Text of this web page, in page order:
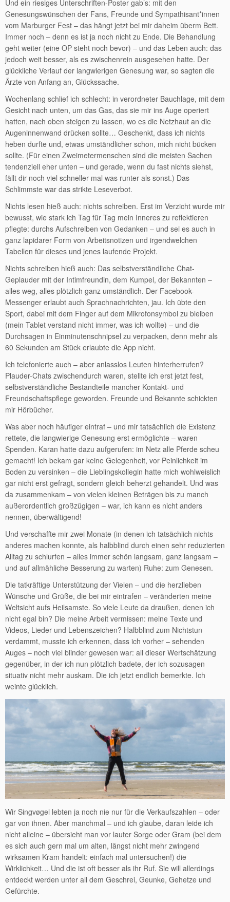
Und ein riesiges Unterschriften-Poster gab’s: mit den
Genesungswünschen der Fans, Freunde und Sympathisant*innen
vom Marburger Fest – das hängt jetzt bei mir daheim überm Bett.
Immer noch – denn es ist ja noch nicht zu Ende. Die Behandlung
geht weiter (eine OP steht noch bevor) – und das Leben auch: das
jedoch weit besser, als es zwischenrein ausgesehen hatte. Der
glückliche Verlauf der langwierigen Genesung war, so sagten die
Ärzte von Anfang an, Glückssache.
Wochenlang schlief ich schlecht: in verordneter Bauchlage, mit dem
Gesicht nach unten, um das Gas, das sie mir ins Auge operiert
hatten, nach oben steigen zu lassen, wo es die Netzhaut an die
Augeninnenwand drücken sollte… Geschenkt, dass ich nichts
heben durfte und, etwas umständlicher schon, mich nicht bücken
sollte. (Für einen Zweimetermenschen sind die meisten Sachen
tendenziell eher unten – und gerade, wenn du fast nichts siehst,
fällt dir noch viel schneller mal was runter als sonst.) Das
Schlimmste war das strikte Leseverbot.
Nichts lesen hieß auch: nichts schreiben. Erst im Verzicht wurde mir
bewusst, wie stark ich Tag für Tag mein Inneres zu reflektieren
pflegte: durchs Aufschreiben von Gedanken – und sei es auch in
ganz lapidarer Form von Arbeitsnotizen und irgendwelchen
Tabellen für dieses und jenes laufende Projekt.
Nichts schreiben hieß auch: Das selbstverständliche Chat-
Geplauder mit der Intimfreundin, dem Kumpel, der Bekannten –
alles weg, alles plötzlich ganz umständlich. Der Facebook-
Messenger erlaubt auch Sprachnachrichten, jau. Ich übte den
Sport, dabei mit dem Finger auf dem Mikrofonsymbol zu bleiben
(mein Tablet verstand nicht immer, was ich wollte) – und die
Durchsagen in Einminutenschnipsel zu verpacken, denn mehr als
60 Sekunden am Stück erlaubte die App nicht.
Ich telefonierte auch – aber anlasslos Leuten hinterherrufen?
Plauder-Chats zwischendurch waren, stellte ich erst jetzt fest,
selbstverständliche Bestandteile mancher Kontakt- und
Freundschaftspflege geworden. Freunde und Bekannte schickten
mir Hörbücher.
Was aber noch häufiger eintraf – und mir tatsächlich die Existenz
rettete, die langwierige Genesung erst ermöglichte – waren
Spenden. Karan hatte dazu aufgerufen: im Netz alle Pferde scheu
gemacht! Ich bekam gar keine Gelegenheit, vor Peinlichkeit im
Boden zu versinken – die Lieblingskollegin hatte mich wohlweislich
gar nicht erst gefragt, sondern gleich beherzt gehandelt. Und was
da zusammenkam – von vielen kleinen Beträgen bis zu manch
außerordentlich großzügigen – war, ich kann es nicht anders
nennen, überwältigend!
Und verschaffte mir zwei Monate (in denen ich tatsächlich nichts
anderes machen konnte, als halbblind durch einen sehr reduzierten
Alltag zu schlurfen – alles immer schön langsam, ganz langsam –
und auf allmähliche Besserung zu warten) Ruhe: zum Genesen.
Die tatkräftige Unterstützung der Vielen – und die herzlieben
Wünsche und Grüße, die bei mir eintrafen – veränderten meine
Weltsicht aufs Heilsamste. So viele Leute da draußen, denen ich
nicht egal bin? Die meine Arbeit vermissen: meine Texte und
Videos, Lieder und Lebenszeichen? Halbblind zum Nichtstun
verdammt, musste ich erkennen, dass ich vorher – sehenden
Auges – noch viel blinder gewesen war: all dieser Wertschätzung
gegenüber, in der ich nun plötzlich badete, der ich sozusagen
situativ nicht mehr auskam. Die ich jetzt endlich bemerkte. Ich
weinte glücklich.
Wir Singvøgel lebten ja noch nie nur für die Verkaufszahlen – oder
gar von ihnen. Aber manchmal – und ich glaube, daran leide ich
nicht alleine – übersieht man vor lauter Sorge oder Gram (bei dem
es sich auch gern mal um alten, längst nicht mehr zwingend
wirksamen Kram handelt: einfach mal untersuchen!) die
Wirklichkeit… Und die ist oft besser als ihr Ruf. Sie will allerdings
entdeckt werden unter all dem Geschrei, Geunke, Gehetze und
Gefürchte.